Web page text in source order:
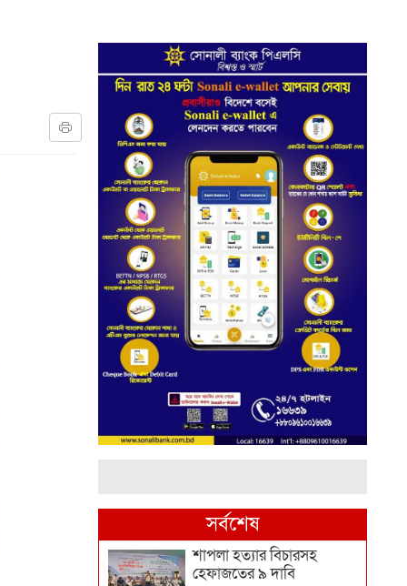
সর্বশেষ
শাপলা হত্যার বিচারসহ
হেফাজতের ৯ দাবি